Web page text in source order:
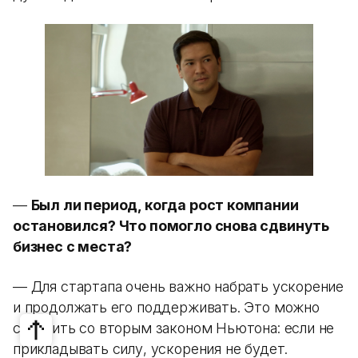
— Был ли период, когда рост компании
остановился? Что помогло снова сдвинуть
бизнес с места?
— Для стартапа очень важно набрать ускорение
и продолжать его поддерживать. Это можно
сравнить со вторым законом Ньютона: если не
прикладывать силу, ускорения не будет.